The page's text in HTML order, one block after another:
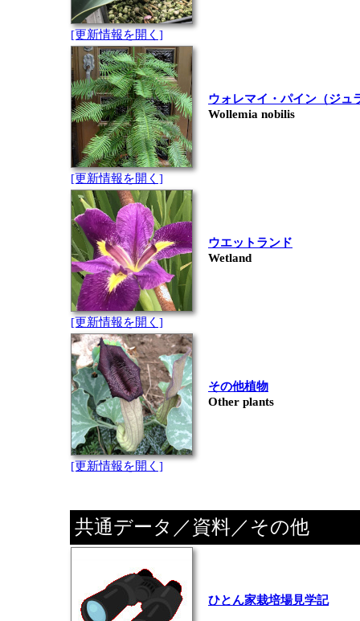
[更新情報を開く]
ウォレマイ・パイン（ジュ
Wollemia nobilis
[更新情報を開く]
ウエットランド
Wetland
[更新情報を開く]
その他植物
Other plants
[更新情報を開く]
共通データ／資料／その他
ひとん家栽培場見学記